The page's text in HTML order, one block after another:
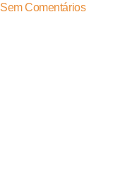
Sem Comentários